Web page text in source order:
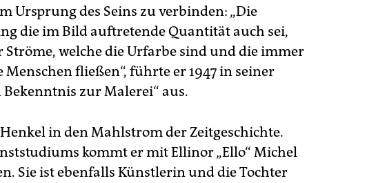
Ursprung des Seins zu verbinden: „Die
die im Bild auftretende Quantität auch sei,
Ströme, welche die Urfarbe sind und die immer
fließen“, führte er 1947 in seiner
zur Malerei“ aus.
in den Mahlstrom der Zeitgeschichte.
kommt er mit Ellinor „Ello“ Michel
Sie ist ebenfalls Künstlerin und die Tochter